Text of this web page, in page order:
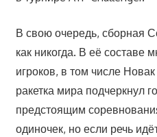
В свою очередь, сборная
как никогда. В её составе
игроков, в том числе
ракетка мира подчеркнул
предстоящим
одиночек, но если речь